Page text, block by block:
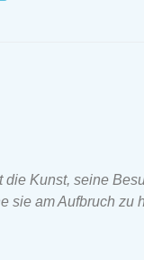
die Kunst, seine
sie am Aufbruch zu